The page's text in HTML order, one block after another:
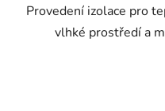
Provedení izolace pro
vlhké prostředí a